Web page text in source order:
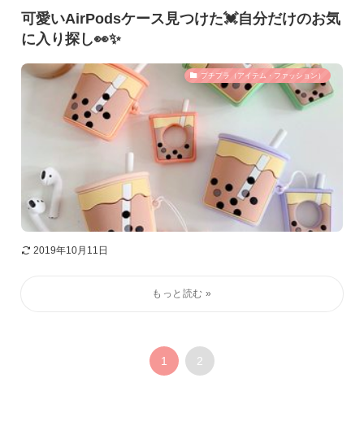
可愛いAirPodsケース見つけた💓自分だけのお気
に入り探し👀✨
プチプラ（アイテム・ファッション）
2019年10月11日
1 2